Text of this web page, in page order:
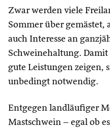
Zwar werden viele
Sommer über gemästet,
auch Interesse an
Schweinehaltung.
gute Leistungen zeigen,
unbedingt notwendig.
Entgegen landläufiger
Mastschwein – egal ob